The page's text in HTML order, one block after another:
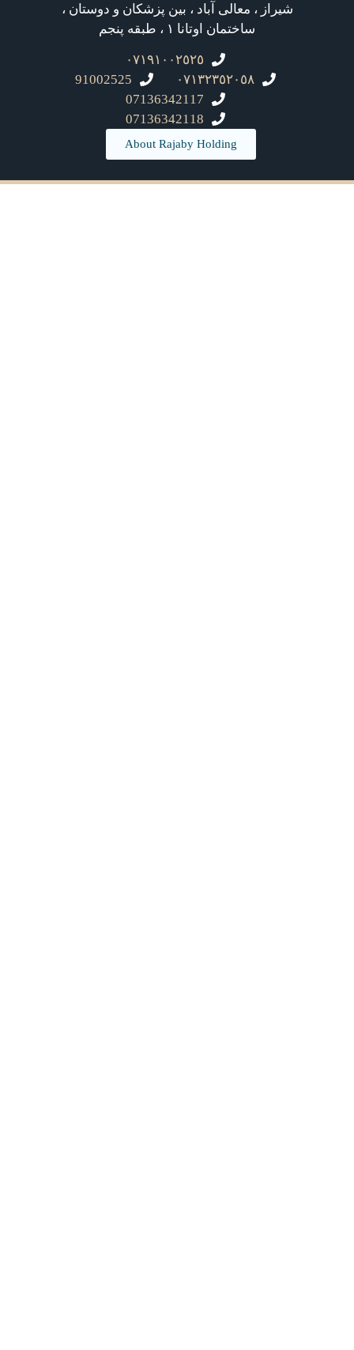
شیراز ، معالی آباد ، بین پزشکان و دوستان ،
ساختمان اوتانا ۱ ، طبقه پنجم
٠٧١٩١٠٠٢٥٢٥
٠٧١٣٢٣٥٢٠٥٨
91002525
07136342117
07136342118
About Rajaby Holding